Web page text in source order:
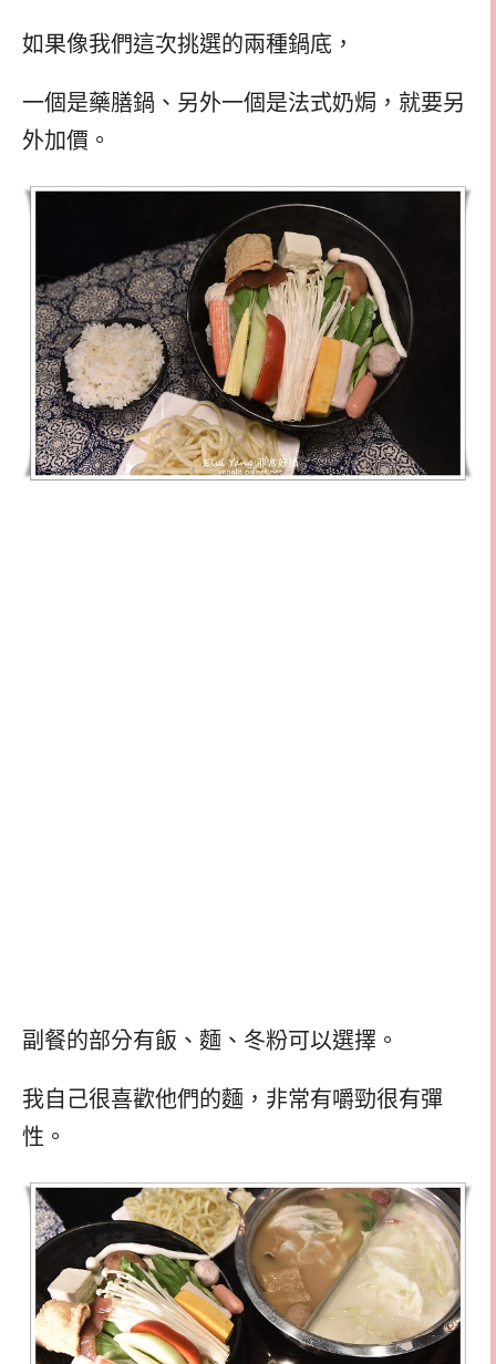
如果像我們這次挑選的兩種鍋底，
一個是藥膳鍋、另外一個是法式奶焗，就要另
外加價。
副餐的部分有飯、麵、冬粉可以選擇。
我自己很喜歡他們的麵，非常有嚼勁很有彈
性。